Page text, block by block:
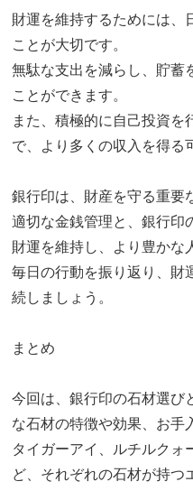
財運を維持するためには、
ことが大切です。
無駄な支出を減らし、貯蓄
ことができます。
また、積極的に自己投資を
で、より多くの収入を得る
銀行印は、財産を守る重要
適切な金銭管理と、銀行印
財運を維持し、より豊かな
毎日の行動を振り返り、財
続しましょう。
まとめ
今回は、銀行印の石材選び
な石材の特徴や効果、お手
タイガーアイ、ルチルクォ
ど、それぞれの石材が持つ